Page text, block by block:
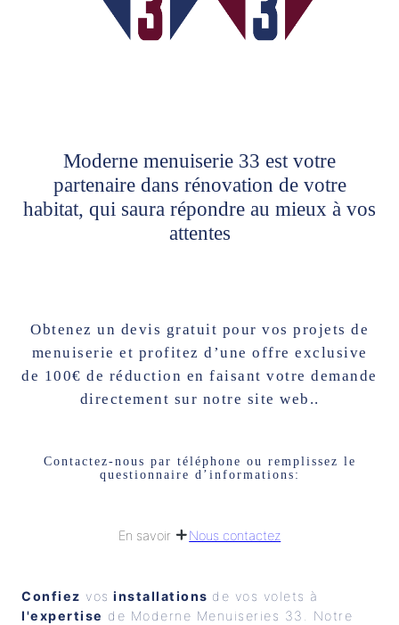
Moderne menuiserie 33 est votre
partenaire dans rénovation de votre
habitat, qui saura répondre au mieux à vos
attentes
Obtenez un devis gratuit pour vos projets de
menuiserie et profitez d’une offre exclusive
de 100€ de réduction en faisant votre demande
directement sur notre site web..
Contactez-nous par téléphone ou remplissez le
questionnaire d’informations:
En savoir Nous contactez
Confiez vos installations
l'expertise de Moderne Menuiseries 33. Notre